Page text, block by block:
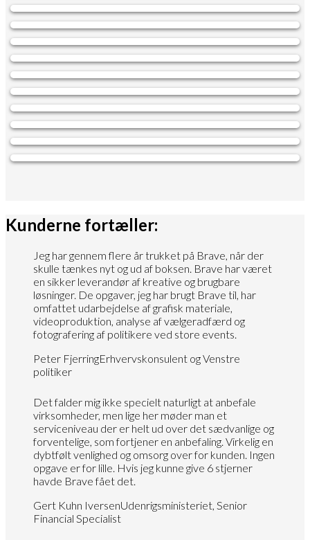
Kunderne fortæller:
Jeg har gennem flere år trukket på Brave, når der
skulle tænkes nyt og ud af boksen. Brave har været
en sikker leverandør af kreative og brugbare
løsninger. De opgaver, jeg har brugt Brave til, har
omfattet udarbejdelse af grafisk materiale,
videoproduktion, analyse af vælgeradfærd og
fotografering af politikere ved store events.
Peter FjerringErhvervskonsulent og Venstre
politiker
Det falder mig ikke specielt naturligt at anbefale
virksomheder, men lige her møder man et
serviceniveau der er helt ud over det sædvanlige og
forventelige, som fortjener en anbefaling. Virkelig en
dybtfølt venlighed og omsorg over for kunden. Ingen
opgave er for lille. Hvis jeg kunne give 6 stjerner
havde Brave fået det.
Gert Kuhn IversenUdenrigsministeriet, Senior
Financial Specialist